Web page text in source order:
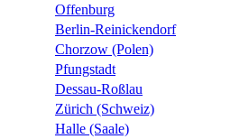
Offenburg
Berlin-Reinickendorf
Chorzow (Polen)
Pfungstadt
Dessau-Roßlau
Zürich (Schweiz)
Halle (Saale)